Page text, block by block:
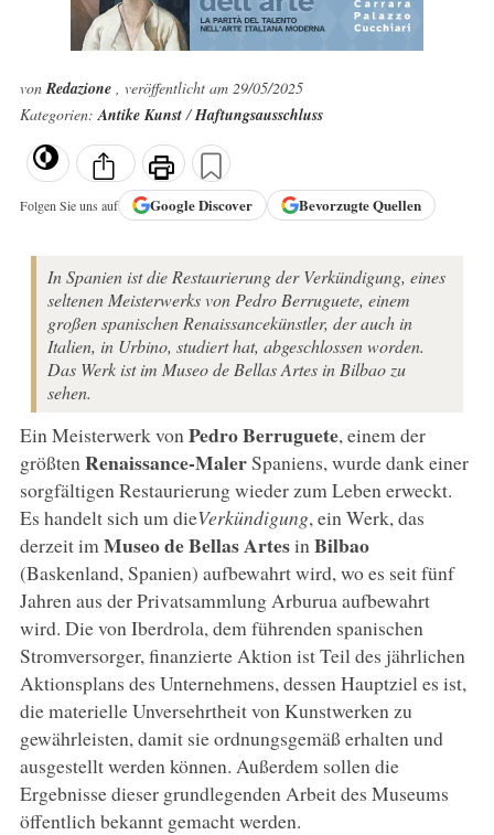
vonRedazione , veröffentlicht am 29/05/2025
Kategorien:Antike Kunst/Haftungsausschluss
Folgen Sie uns auf GoogleDiscover Bevorzugte Quellen
In Spanien ist die Restaurierung der Verkündigung, eines
seltenen Meisterwerks von Pedro Berruguete, einem
großen spanischen Renaissancekünstler, der auch in
Italien, in Urbino, studiert hat, abgeschlossen worden.
Das Werk ist im Museo de Bellas Artes in Bilbao zu
sehen.
Ein Meisterwerk von Pedro Berruguete, einem der
größten Renaissance-MalerSpaniens, wurde dank einer
sorgfältigen Restaurierung wieder zum Leben erweckt.
Es handelt sich um dieVerkündigung, ein Werk, das
derzeit im Museo de Bellas Artesin Bilbao
(Baskenland, Spanien) aufbewahrt wird, wo es seit fünf
Jahren aus der Privatsammlung Arburua aufbewahrt
wird. Die von Iberdrola, dem führenden spanischen
Stromversorger, finanzierte Aktion ist Teil des jährlichen
Aktionsplans des Unternehmens, dessen Hauptziel es ist,
die materielle Unversehrtheit von Kunstwerken zu
gewährleisten, damit sie ordnungsgemäß erhalten und
ausgestellt werden können. Außerdem sollen die
Ergebnisse dieser grundlegenden Arbeit des Museums
öffentlich bekannt gemacht werden.